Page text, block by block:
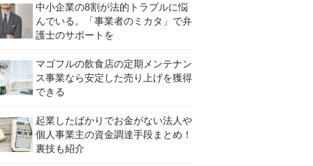
中小企業の8割が法的トラブルに悩
んでいる。「事業者のミカタ」で弁
護士のサポートを
マゴフルの飲食店の定期メンテナン
ス事業なら安定した売り上げを獲得
できる
起業したばかりでお金がない法人や
個人事業主の資金調達手段まとめ！
裏技も紹介